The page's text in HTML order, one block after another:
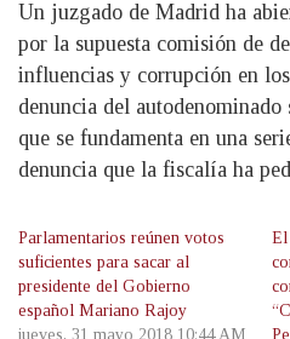
Un juzgado de Madrid ha
por la supuesta comisión de
influencias y corrupción en
denuncia del
que se fundamenta en una
denuncia que la fiscalía ha
Parlamentarios reúnen votos
suficientes para sacar al
presidente del Gobierno
español Mariano Rajoy
jueves, 31 mayo 2018 10:44 AM
El